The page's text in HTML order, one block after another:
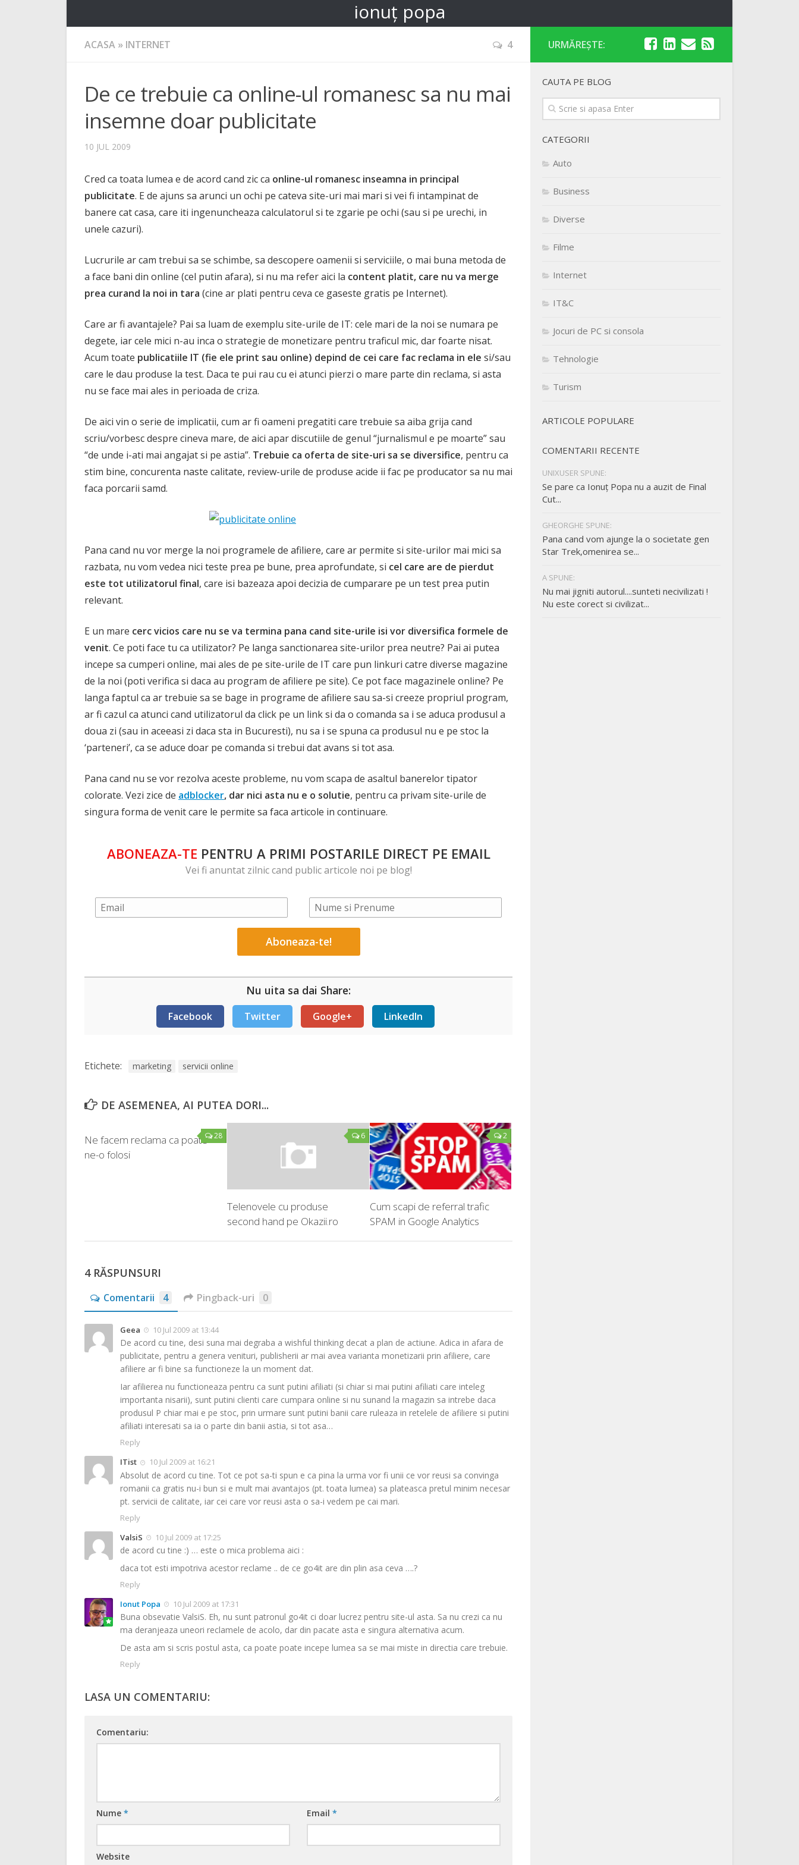
ionuț popa
ACASA » INTERNET 4
De ce trebuie ca online-ul romanesc sa nu mai
insemne doar publicitate
10 JUL 2009
Cred ca toata lumea e de acord cand zic ca online-ul romanesc inseamna in principal
publicitate. E de ajuns sa arunci un ochi pe cateva site-uri mai mari si vei fi intampinat de
banere cat casa, care iti ingenuncheaza calculatorul si te zgarie pe ochi (sau si pe urechi, in
unele cazuri).
Lucrurile ar cam trebui sa se schimbe, sa descopere oamenii si serviciile, o mai buna metoda de
a face bani din online (cel putin afara), si nu ma refer aici la content platit, care nu va merge
prea curand la noi in tara (cine ar plati pentru ceva ce gaseste gratis pe Internet).
Care ar fi avantajele? Pai sa luam de exemplu site-urile de IT: cele mari de la noi se numara pe
degete, iar cele mici n-au inca o strategie de monetizare pentru traficul mic, dar foarte nisat.
Acum toate publicatiile IT (fie ele print sau online) depind de cei care fac reclama in ele si/sau
care le dau produse la test. Daca te pui rau cu ei atunci pierzi o mare parte din reclama, si asta
nu se face mai ales in perioada de criza.
De aici vin o serie de implicatii, cum ar fi oameni pregatiti care trebuie sa aiba grija cand
scriu/vorbesc despre cineva mare, de aici apar discutiile de genul “jurnalismul e pe moarte” sau
“de unde i-ati mai angajat si pe astia”. Trebuie ca oferta de site-uri sa se diversifice, pentru ca
stim bine, concurenta naste calitate, review-urile de produse acide ii fac pe producator sa nu mai
faca porcarii samd.
Pana cand nu vor merge la noi programele de afiliere, care ar permite si site-urilor mai mici sa
razbata, nu vom vedea nici teste prea pe bune, prea aprofundate, si cel care are de pierdut
este tot utilizatorul final, care isi bazeaza apoi decizia de cumparare pe un test prea putin
relevant.
E un mare cerc vicios care nu se va termina pana cand site-urile isi vor diversifica formele de
venit. Ce poti face tu ca utilizator? Pe langa sanctionarea site-urilor prea neutre? Pai ai putea
incepe sa cumperi online, mai ales de pe site-urile de IT care pun linkuri catre diverse magazine
de la noi (poti verifica si daca au program de afiliere pe site). Ce pot face magazinele online? Pe
langa faptul ca ar trebuie sa se bage in programe de afiliere sau sa-si creeze propriul program,
ar fi cazul ca atunci cand utilizatorul da click pe un link si da o comanda sa i se aduca produsul a
doua zi (sau in aceeasi zi daca sta in Bucuresti), nu sa i se spuna ca produsul nu e pe stoc la
‘parteneri’, ca se aduce doar pe comanda si trebui dat avans si tot asa.
Pana cand nu se vor rezolva aceste probleme, nu vom scapa de asaltul banerelor tipator
colorate. Vezi zice de adblocker, dar nici asta nu e o solutie, pentru ca privam site-urile de
singura forma de venit care le permite sa faca articole in continuare.
ABONEAZA-TE PENTRU A PRIMI POSTARILE DIRECT PE EMAIL
Vei fi anuntat zilnic cand public articole noi pe blog!
Nu uita sa dai Share:
Facebook Twitter Google+ LinkedIn
Etichete: marketing servicii online
DE ASEMENEA, AI PUTEA DORI...
28
Ne facem reclama ca poate
ne-o folosi
6
Telenovele cu produse
second hand pe Okazii.ro
2
Cum scapi de referral trafic
SPAM in Google Analytics
4 RĂSPUNSURI
Comentarii 4 Pingback-uri 0
Geea 10 Jul 2009 at 13:44
De acord cu tine, desi suna mai degraba a wishful thinking decat a plan de actiune. Adica in afara de
publicitate, pentru a genera venituri, publisherii ar mai avea varianta monetizarii prin afiliere, care
afiliere ar fi bine sa functioneze la un moment dat.
Iar afilierea nu functioneaza pentru ca sunt putini afiliati (si chiar si mai putini afiliati care inteleg
importanta nisarii), sunt putini clienti care cumpara online si nu sunand la magazin sa intrebe daca
produsul P chiar mai e pe stoc, prin urmare sunt putini banii care ruleaza in retelele de afiliere si putini
afiliati interesati sa ia o parte din banii astia, si tot asa…
Reply
ITist
10 Jul 2009 at 16:21
Absolut de acord cu tine. Tot ce pot sa-ti spun e ca pina la urma vor fi unii ce vor reusi sa convinga
romanii ca gratis nu-i bun si e mult mai avantajos (pt. toata lumea) sa plateasca pretul minim necesar
pt. servicii de calitate, iar cei care vor reusi asta o sa-i vedem pe cai mari.
Reply
ValsiS
10 Jul 2009 at 17:25
de acord cu tine :) … este o mica problema aici :
daca tot esti impotriva acestor reclame .. de ce go4it are din plin asa ceva ….?
Reply
Ionut Popa
10 Jul 2009 at 17:31
Buna obsevatie ValsiS. Eh, nu sunt patronul go4it ci doar lucrez pentru site-ul asta. Sa nu crezi ca nu
ma deranjeaza uneori reclamele de acolo, dar din pacate asta e singura alternativa acum.
De asta am si scris postul asta, ca poate poate incepe lumea sa se mai miste in directia care trebuie.
Reply
LASA UN COMENTARIU:
Comentariu:
Nume * Email *
Website
URMĂREȘTE:
CAUTA PE BLOG
CATEGORII
Auto
Business
Diverse
Filme
Internet
IT&C
Jocuri de PC si consola
Tehnologie
Turism
ARTICOLE POPULARE
COMENTARII RECENTE
UNIXUSER SPUNE:
Se pare ca Ionuț Popa nu a auzit de Final
Cut...
GHEORGHE SPUNE:
Pana cand vom ajunge la o societate gen
Star Trek,omenirea se...
A SPUNE:
Nu mai jigniti autorul....sunteti necivilizati !
Nu este corect si civilizat...